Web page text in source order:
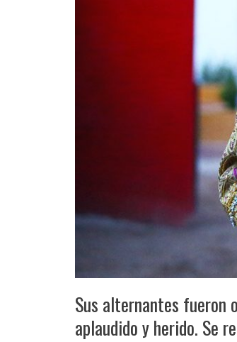
Sus alternantes fueron
aplaudido y herido. Se